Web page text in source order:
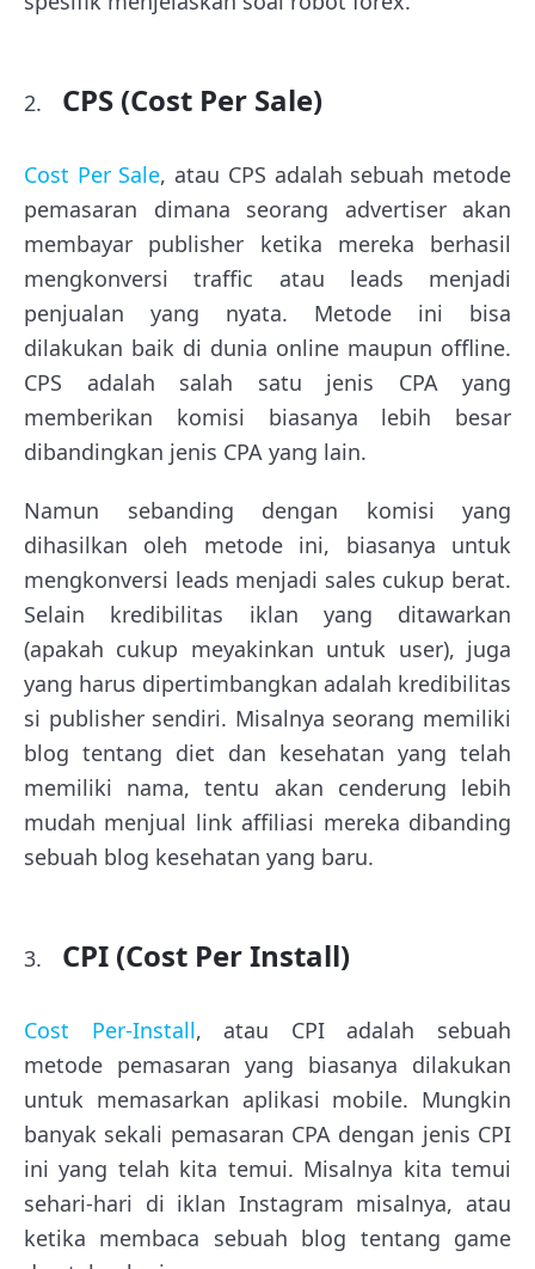
CPS (Cost Per Sale)
Cost Per Sale, atau CPS adalah sebuah metode
pemasaran dimana seorang advertiser akan
membayar publisher ketika mereka berhasil
mengkonversi traffic atau leads menjadi
penjualan yang nyata. Metode ini bisa
dilakukan baik di dunia online maupun offline.
CPS adalah salah satu jenis CPA yang
memberikan komisi biasanya lebih besar
dibandingkan jenis CPA yang lain.
Namun sebanding dengan komisi yang
dihasilkan oleh metode ini, biasanya untuk
mengkonversi leads menjadi sales cukup berat.
Selain kredibilitas iklan yang ditawarkan
(apakah cukup meyakinkan untuk user), juga
yang harus dipertimbangkan adalah kredibilitas
si publisher sendiri. Misalnya seorang memiliki
blog tentang diet dan kesehatan yang telah
memiliki nama, tentu akan cenderung lebih
mudah menjual link affiliasi mereka dibanding
sebuah blog kesehatan yang baru.
CPI (Cost Per Install)
Cost Per-Install, atau CPI adalah sebuah
metode pemasaran yang biasanya dilakukan
untuk memasarkan aplikasi mobile. Mungkin
banyak sekali pemasaran CPA dengan jenis CPI
ini yang telah kita temui. Misalnya kita temui
sehari-hari di iklan Instagram misalnya, atau
ketika membaca sebuah blog tentang game